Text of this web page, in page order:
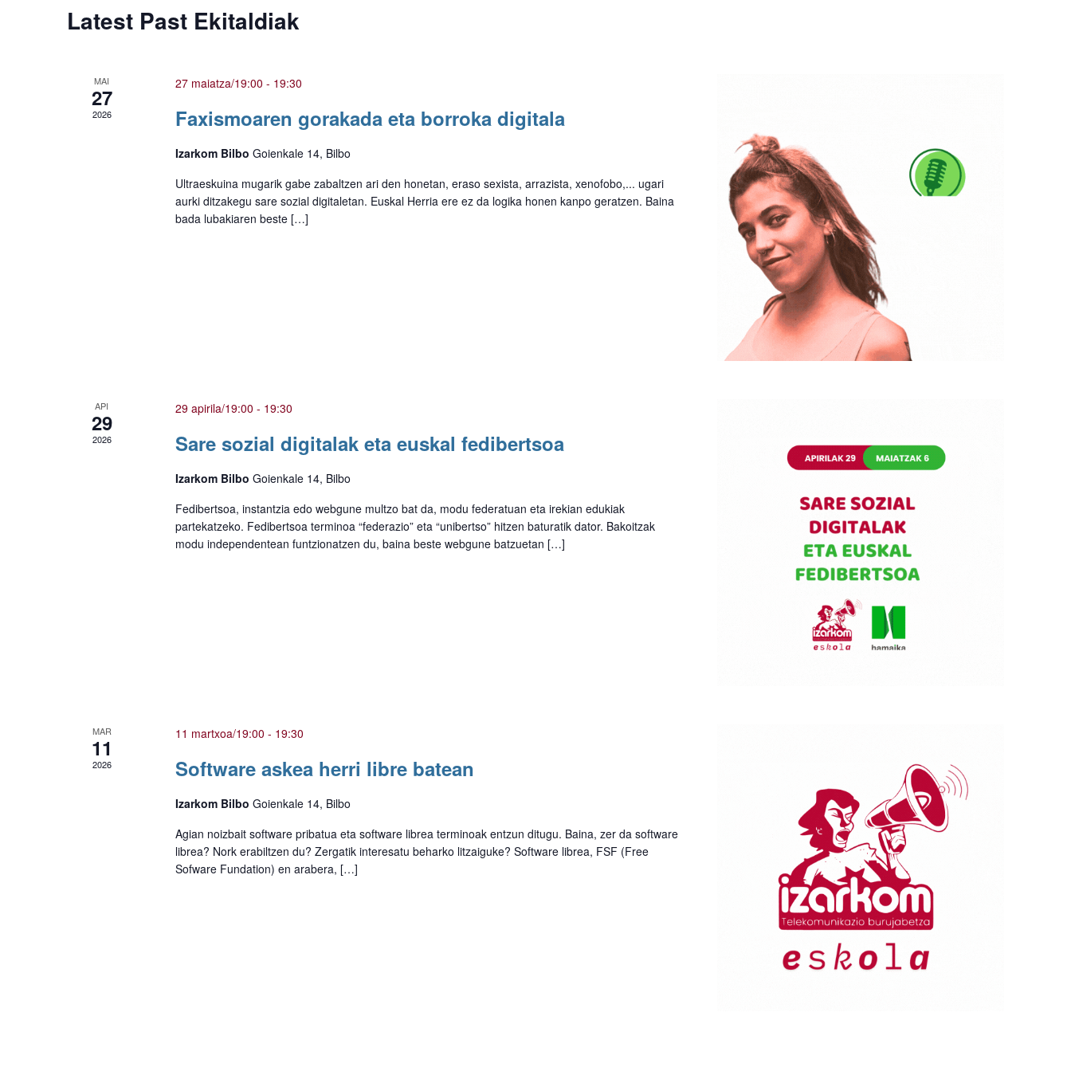
Latest Past Ekitaldiak
MAI
27
2026
27 maiatza/19:00 - 19:30
Faxismoaren gorakada eta borroka digitala
Izarkom Bilbo Goienkale 14, Bilbo
Ultraeskuina mugarik gabe zabaltzen ari den honetan, eraso sexista, arrazista, xenofobo,... ugari
aurki ditzakegu sare sozial digitaletan. Euskal Herria ere ez da logika honen kanpo geratzen. Baina
bada lubakiaren beste […]
API
29
2026
29 apirila/19:00 - 19:30
Sare sozial digitalak eta euskal fedibertsoa
Izarkom Bilbo Goienkale 14, Bilbo
Fedibertsoa, instantzia edo webgune multzo bat da, modu federatuan eta irekian edukiak
partekatzeko. Fedibertsoa terminoa “federazio” eta “unibertso” hitzen baturatik dator. Bakoitzak
modu independentean funtzionatzen du, baina beste webgune batzuetan […]
MAR
11
2026
11 martxoa/19:00 - 19:30
Software askea herri libre batean
Izarkom Bilbo Goienkale 14, Bilbo
Agian noizbait software pribatua eta software librea terminoak entzun ditugu. Baina, zer da software
librea? Nork erabiltzen du? Zergatik interesatu beharko litzaiguke? Software librea, FSF (Free
Sofware Fundation) en arabera, […]